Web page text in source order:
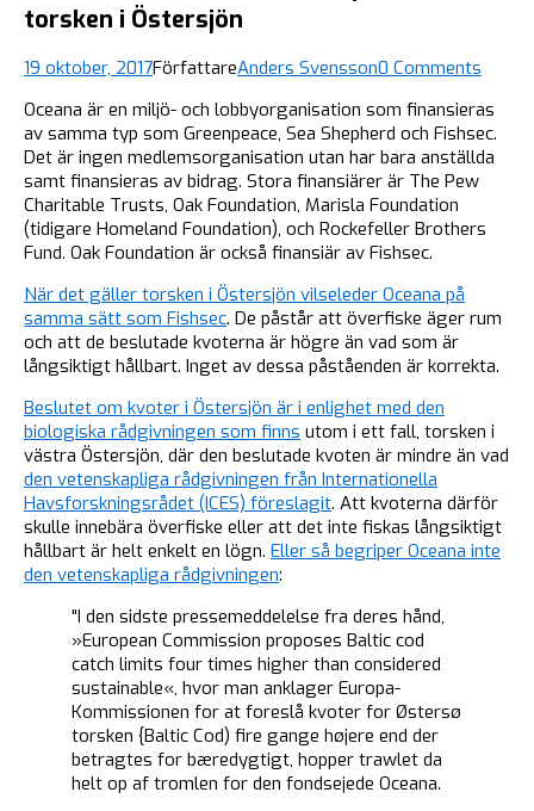
torsken i Östersjön
19 oktober, 2017FörfattareAnders Svensson0 Comments
Oceana är en miljö- och lobbyorganisation som finansieras
av samma typ som Greenpeace, Sea Shepherd och Fishsec.
Det är ingen medlemsorganisation utan har bara anställda
samt finansieras av bidrag. Stora finansiärer är The Pew
Charitable Trusts, Oak Foundation, Marisla Foundation
(tidigare Homeland Foundation), och Rockefeller Brothers
Fund. Oak Foundation är också finansiär av Fishsec.
När det gäller torsken i Östersjön vilseleder Oceana på
samma sätt som Fishsec. De påstår att överfiske äger rum
och att de beslutade kvoterna är högre än vad som är
långsiktigt hållbart. Inget av dessa påståenden är korrekta.
Beslutet om kvoter i Östersjön är i enlighet med den
biologiska rådgivningen som finns utom i ett fall, torsken i
västra Östersjön, där den beslutade kvoten är mindre än vad
den vetenskapliga rådgivningen från Internationella
Havsforskningsrådet (ICES) föreslagit. Att kvoterna därför
skulle innebära överfiske eller att det inte fiskas långsiktigt
hållbart är helt enkelt en lögn. Eller så begriper Oceana inte
den vetenskapliga rådgivningen:
"I den sidste pressemeddelelse fra deres hånd,
»European Commission proposes Baltic cod
catch limits four times higher than considered
sustainable«, hvor man anklager Europa-
Kommissionen for at foreslå kvoter for Østersø
torsken {Baltic Cod) fire gange højere end der
betragtes for bæredygtigt, hopper trawlet da
helt op af tromlen for den fondsejede Oceana.